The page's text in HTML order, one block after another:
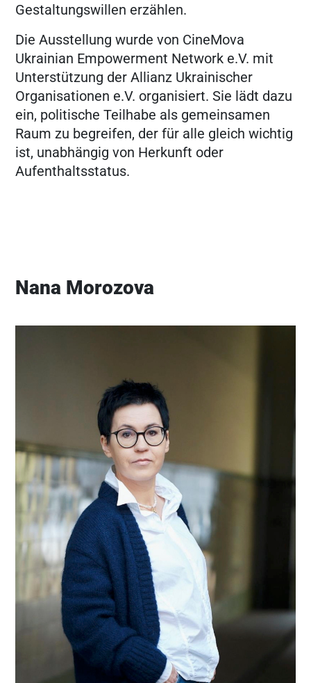
Gestaltungswillen erzählen.
Die Ausstellung wurde von CineMova
Ukrainian Empowerment Network e.V. mit
Unterstützung der Allianz Ukrainischer
Organisationen e.V. organisiert. Sie lädt dazu
ein, politische Teilhabe als gemeinsamen
Raum zu begreifen, der für alle gleich wichtig
ist, unabhängig von Herkunft oder
Aufenthaltsstatus.
Nana Morozova